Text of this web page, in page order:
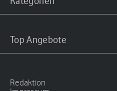
Top Angebote
Redaktion